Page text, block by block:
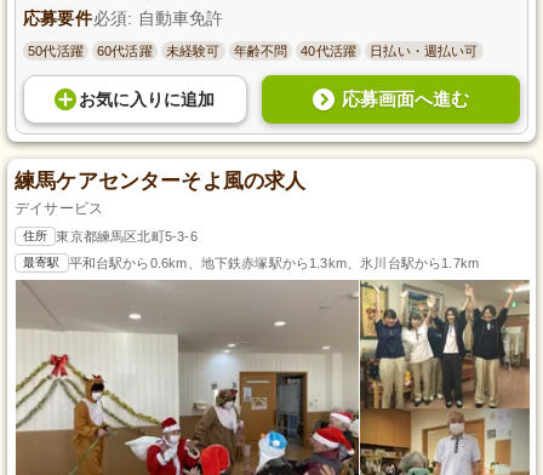
応募要件必須: 自動車免許
50代活躍 60代活躍 未経験可 年齢不問 40代活躍 日払い・週払い可
お気に入り に追加 応募画面へ進む
練馬ケアセンターそよ風の求人
デイサービス
住所 東京都練馬区北町5-3-6
最寄駅 平和台駅から0.6km、地下鉄赤塚駅から1.3km、氷川台駅から1.7km